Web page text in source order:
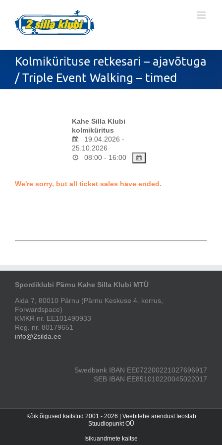
content
Kolmikürituse retkesari – ajavõtuga
/ Triple Event Walking – timed
Kahe Silla Klubi
kolmiküritus
19.04.2026 -
25.10.2026
08:00 - 16:00
We're sorry, but all ticket sales have ended.
Spordiklubi Pärnu Kahe Silla Klubi MTÜ
Aida 7, 80010 Pärnu (Pärnu Keskuse 4. korrus,
Forwardspace)
KMKR nr. EE101490933
Reg. nr. 80179651
info@2silda.ee
Swedbank IBAN EE072200221027696917
SEB IBAN EE851010220045022017
Kõik õigused kaitstud 2001 - 2026 | Veebilehe arendust teostab
Stuudiopunkt OÜ
Isikuandmete kaitse